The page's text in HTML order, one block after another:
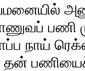
பணி
நாய்
தன்